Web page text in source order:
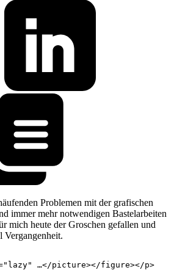
Problemen mit der grafischen
immer mehr notwendigen Bastelarbeiten
mich heute der Groschen gefallen und
…</picture></figure></p>